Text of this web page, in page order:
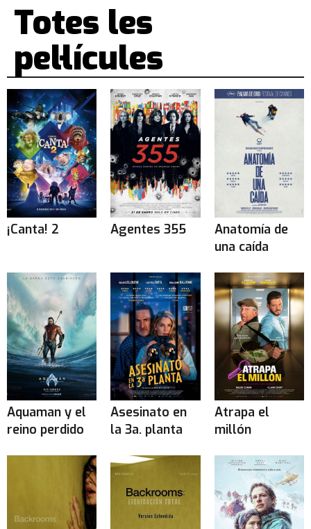
Totes les
pel·lícules
¡Canta! 2 Agentes 355
Anatomía de
una caída
Aquaman y el
reino perdido
Asesinato en
la 3a. planta
Atrapa el
millón